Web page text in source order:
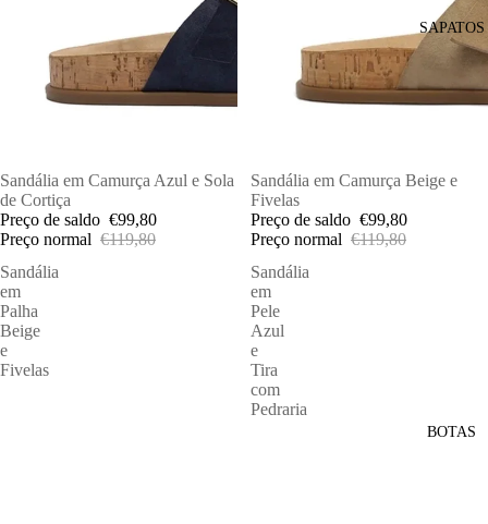
SAPATOS
BOTAS
PROMOÇÕES
Sandália em Camurça Azul e Sola
de Cortiça
Preço de saldo €99,80
Preço normal €119,80
PROMOÇÕES
Sandália em Camurça Beige e
Fivelas
Preço de saldo €99,80
Preço normal €119,80
Sandália
em
Palha
Beige
e
Fivelas
Sandália
em
Pele
Azul
e
Tira
com
Pedraria